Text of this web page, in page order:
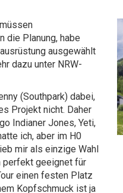
die Planung, habe
ausgewählt
dazu unter NRW-
(Southpark) dabei,
Projekt nicht. Daher
Indianer Jones, Yeti,
ich, aber im H0
mir als einzige Wahl
perfekt geeignet für
einen festen Platz
Kopfschmuck ist ja